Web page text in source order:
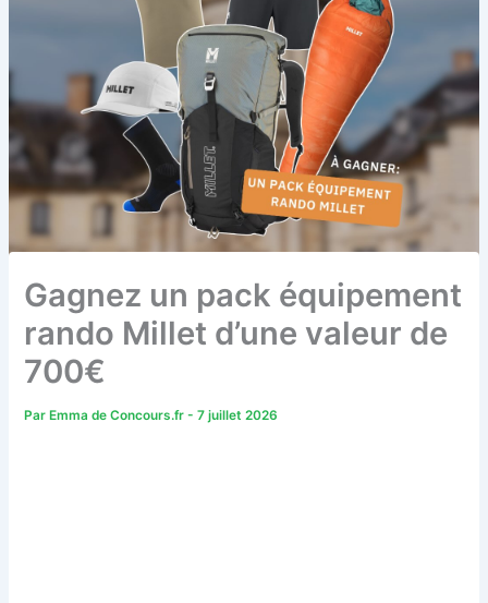
Gagnez un pack équipement
rando Millet d’une valeur de
700€
ParEmma de Concours.fr-7 juillet 2026